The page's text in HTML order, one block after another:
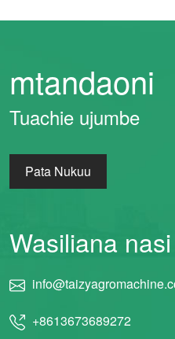
mtandaoni
Tuachie ujumbe
Pata Nukuu
Wasiliana nasi
+8613673689272